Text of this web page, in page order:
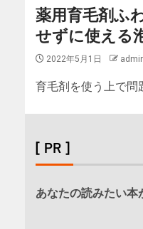
薬用育毛剤ふ
せずに使える
2022年5月1日
育毛剤を使う上で問
[ PR ]
あなたの読みたい本